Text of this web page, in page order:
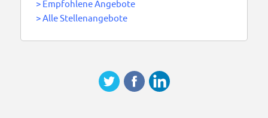
> Empfohlene Angebote
>Alle Stellenangebote